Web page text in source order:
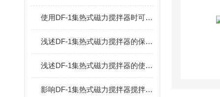
使用DF-1集热式磁力搅拌器时可通过以下方法避免其出现问题
浅述DF-1集热式磁力搅拌器的保养方法
浅述DF-1集热式磁力搅拌器的使用方法及注意事项
影响DF-1集热式磁力搅拌器搅拌子工作状态的因素介绍